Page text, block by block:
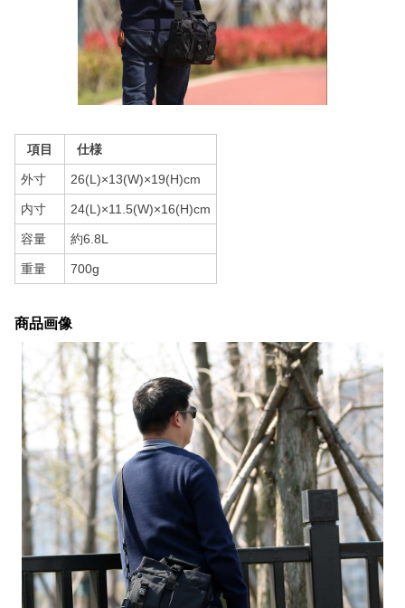
項目 仕様
外寸 26(L)×13(W)×19(H)cm
内寸 24(L)×11.5(W)×16(H)cm
容量 約6.8L
重量 700g
商品画像